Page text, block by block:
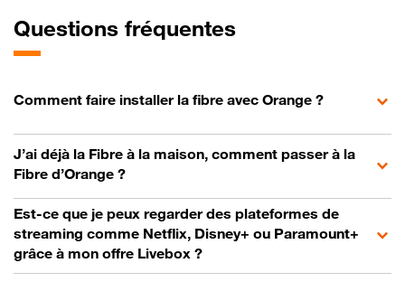
Questions fréquentes
Comment faire installer la fibre avec Orange ?
J’ai déjà la Fibre à la maison, comment passer à la
Fibre d’Orange ?
Est-ce que je peux regarder des plateformes de
streaming comme Netflix, Disney+ ou Paramount+
grâce à mon offre Livebox ?